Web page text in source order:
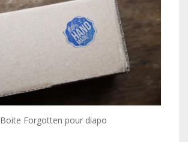
Boite Forgotten pour diapo